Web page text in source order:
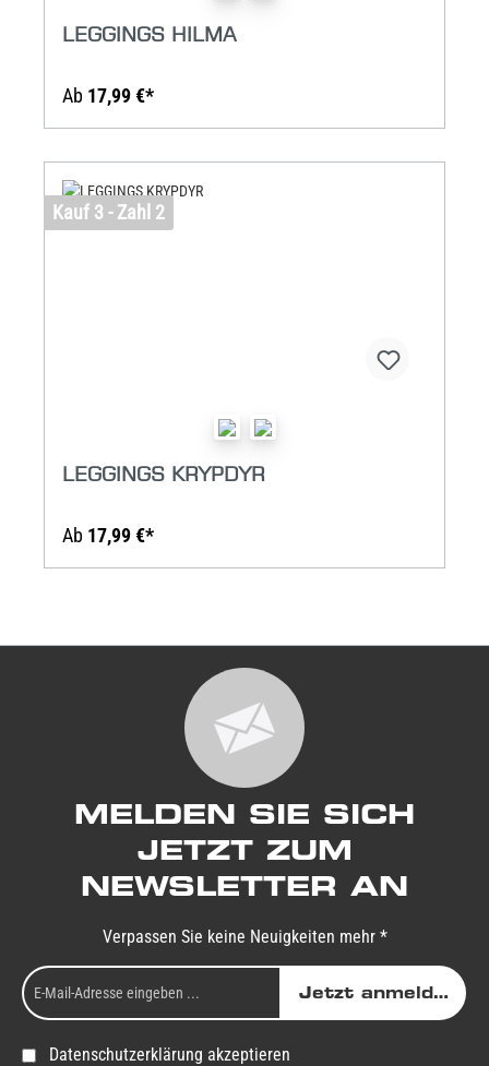
LEGGINGS HILMA
Ab 17,99 €*
Kauf 3 - Zahl 2
LEGGINGS KRYPDYR
Ab 17,99 €*
MELDEN SIE SICH
JETZT ZUM
NEWSLETTER AN
Verpassen Sie keine Neuigkeiten mehr *
Jetzt anmelden
Datenschutzerklärung akzeptieren